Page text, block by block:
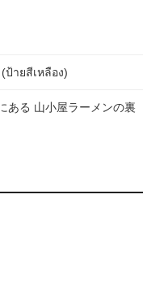
ป้ายสีเหลือง)
ある 山小屋ラーメンの裏